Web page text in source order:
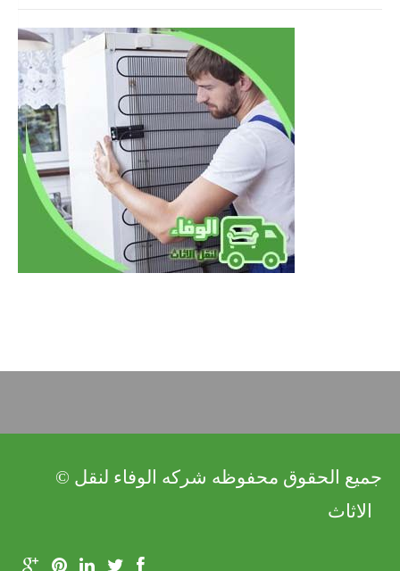
© جميع الحقوق محفوظه شركه الوفاء لنقل
الاثاث